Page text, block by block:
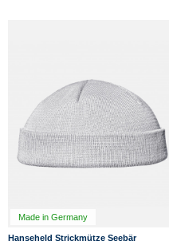
Made in Germany
Hanseheld Strickmütze Seebär